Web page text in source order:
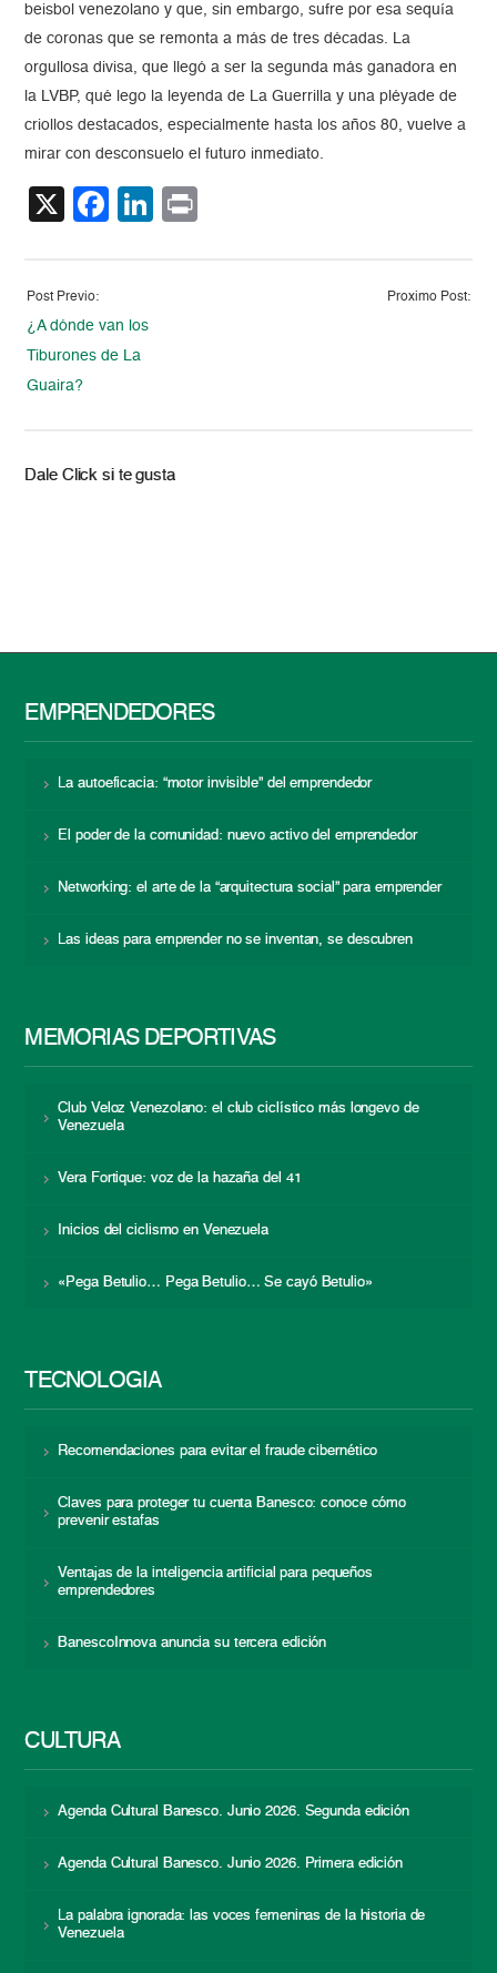
beisbol venezolano y que, sin embargo, sufre por esa sequía
de coronas que se remonta a más de tres décadas. La
orgullosa divisa, que llegó a ser la segunda más ganadora en
la LVBP, qué lego la leyenda de La Guerrilla y una pléyade de
criollos destacados, especialmente hasta los años 80, vuelve a
mirar con desconsuelo el futuro inmediato.
X Facebook
LinkedIn
Post Previo:
¿A dónde van los
Tiburones de La
Guaira?
Proximo Post:
Dale Click si te gusta
EMPRENDEDORES
La autoeficacia: “motor invisible” del emprendedor
El poder de la comunidad: nuevo activo del emprendedor
Networking: el arte de la “arquitectura social” para emprender
Las ideas para emprender no se inventan, se descubren
MEMORIAS DEPORTIVAS
Club Veloz Venezolano: el club ciclístico más longevo de
Venezuela
Vera Fortique: voz de la hazaña del 41
Inicios del ciclismo en Venezuela
«Pega Betulio… Pega Betulio… Se cayó Betulio»
TECNOLOGÍA
Recomendaciones para evitar el fraude cibernético
Claves para proteger tu cuenta Banesco: conoce cómo
prevenir estafas
Ventajas de la inteligencia artificial para pequeños
emprendedores
BanescoInnova anuncia su tercera edición
CULTURA
Agenda Cultural Banesco. Junio 2026. Segunda edición
Agenda Cultural Banesco. Junio 2026. Primera edición
La palabra ignorada: las voces femeninas de la historia de
Venezuela